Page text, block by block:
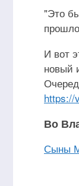
"Это
И вот
новый
https://
Во
Сыны